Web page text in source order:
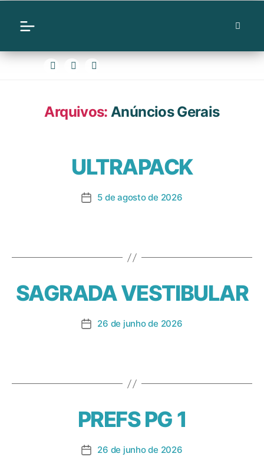
Arquivos: Anúncios Gerais
ULTRAPACK
5 de agosto de 2026
SAGRADA VESTIBULAR
26 de junho de 2026
PREFS PG 1
26 de junho de 2026